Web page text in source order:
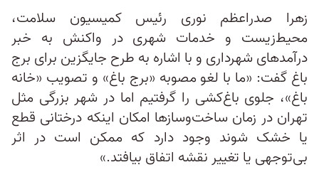
زهرا صدراعظم نوری رئیس کمیسیون سلامت،
محیط‌زیست و خدمات شهری در واکنش به خبر
درآمدهای شهرداری و با اشاره به طرح جایگزین برای برج
باغ گفت: «ما با لغو مصوبه «برج باغ» و تصویب «خانه
باغ»، جلوی باغ‌کشی را گرفتیم اما در شهر بزرگی مثل
تهران در زمان ساخت‌وسازها امکان اینکه درختانی قطع
یا خشک شوند وجود دارد که ممکن است در اثر
بی‌توجهی یا تغییر نقشه اتفاق بیافتد.»